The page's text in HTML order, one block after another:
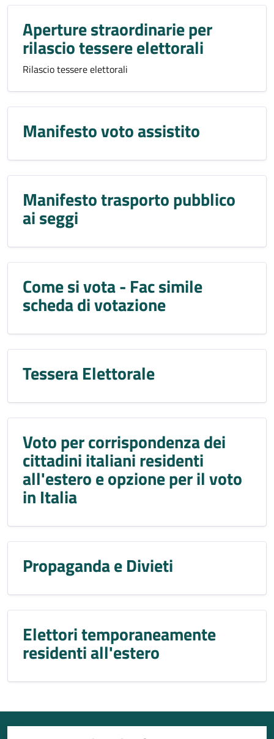
Aperture straordinarie per
rilascio tessere elettorali
Rilascio tessere elettorali
Manifesto voto assistito
Manifesto trasporto pubblico
ai seggi
Come si vota - Fac simile
scheda di votazione
Tessera Elettorale
Voto per corrispondenza dei
cittadini italiani residenti
all'estero e opzione per il voto
in Italia
Propaganda e Divieti
Elettori temporaneamente
residenti all'estero